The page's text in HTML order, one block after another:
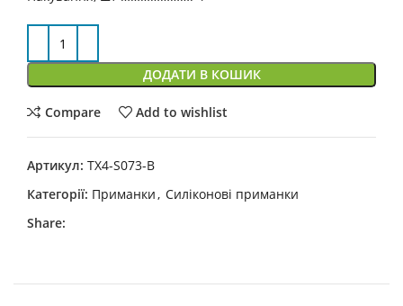
ДОДАТИ В КОШИК
Compare Add to wishlist
Артикул: TX4-S073-B
Категорії: Приманки, Силіконові приманки
Share: